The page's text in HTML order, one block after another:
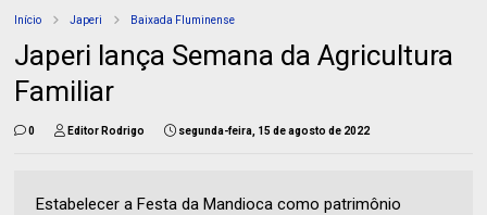
Início Japeri Baixada Fluminense
Japeri lança Semana da Agricultura
Familiar
0 Editor Rodrigo segunda-feira, 15 de agosto de 2022
Estabelecer a Festa da Mandioca como patrimônio